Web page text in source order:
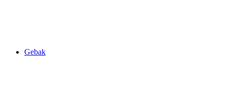
Gebak